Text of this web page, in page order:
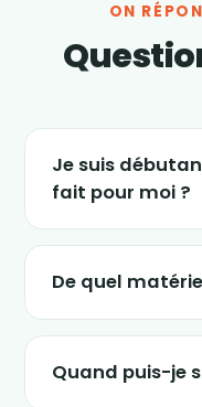
ON
Je suis
fait pour moi ?
Absolument. Les
semaines » est
(re)démarrer en
De quel
Le strict
ou un
salon et une
Quand puis-je